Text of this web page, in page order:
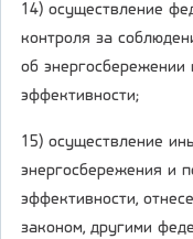
14) осуществление
контроля за
об энергосбережении
эффективности;
15) осуществление
энергосбережения и
эффективности,
законом, другими